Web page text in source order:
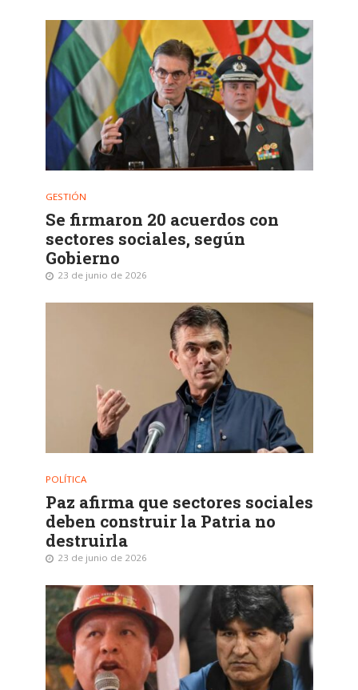
GESTIÓN
Se firmaron 20 acuerdos con
sectores sociales, según
Gobierno
23 de junio de 2026
POLÍTICA
Paz afirma que sectores sociales
deben construir la Patria no
destruirla
23 de junio de 2026